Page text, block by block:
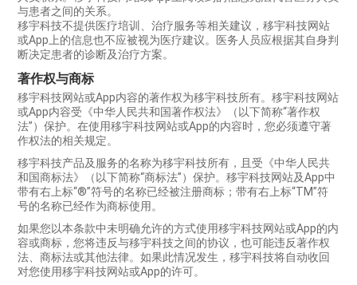
与患者之间的关系。
移宇科技不提供医疗培训、治疗服务等相关建议，移宇科技网站
或App上的信息也不应被视为医疗建议。医务人员应根据其自身判
断决定患者的诊断及治疗方案。
著作权与商标
移宇科技网站或App内容的著作权为移宇科技所有。移宇科技网站
或App内容受《中华人民共和国著作权法》（以下简称“著作权
法”）保护。在使用移宇科技网站或App的内容时，您必须遵守著
作权法的相关规定。
移宇科技产品及服务的名称为移宇科技所有，且受《中华人民共
和国商标法》（以下简称“商标法”）保护。移宇科技网站及App中
带有右上标“®”符号的名称已经被注册商标；带有右上标“TM”符
号的名称已经作为商标使用。
如果您以本条款中未明确允许的方式使用移宇科技网站或App的内
容或商标，您将违反与移宇科技之间的协议，也可能违反著作权
法、商标法或其他法律。如果此情况发生，移宇科技将自动收回
对您使用移宇科技网站或App的许可。